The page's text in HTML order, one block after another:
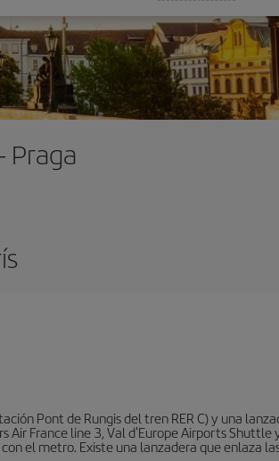
Praga
Pont de Rungis del tren RER C) y una
Air France line 3, Val d'Europe Airports
el metro. Existe una lanzadera que enlaza